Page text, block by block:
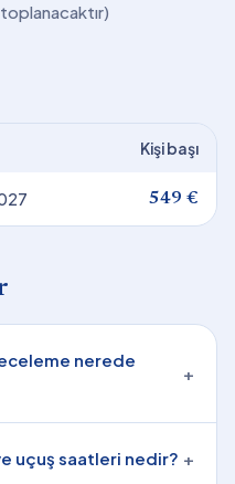
Kişi başı
549 €
nerede
+
uçuş saatleri nedir? +